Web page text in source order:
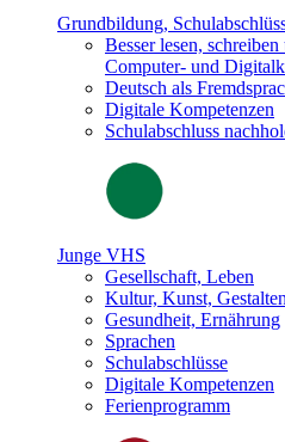
Grundbildung,
Besser lesen,
Computer- und
Deutsch als
Digitale Kompetenzen
Schulabschluss
Junge VHS
Gesellschaft, Leben
Kultur, Kunst, Gestalten
Gesundheit, Ernährung
Sprachen
Schulabschlüsse
Digitale Kompetenzen
Ferienprogramm